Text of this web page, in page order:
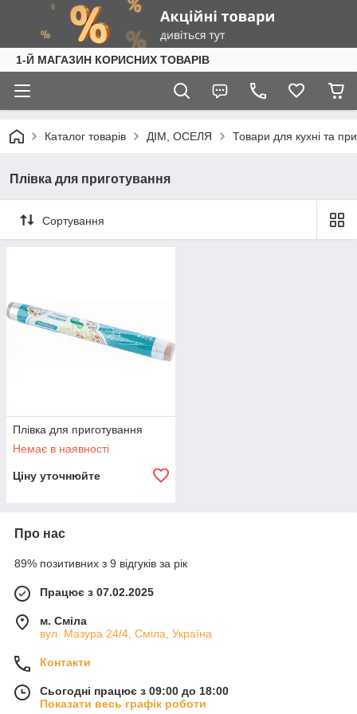
1-Й МАГАЗИН КОРИСНИХ ТОВАРІВ
Каталог товарів ДІМ, ОСЕЛЯ Товари для кухні та
Плівка для приготування
Сортування
Плівка для приготування
Немає в наявності
Ціну уточнюйте
Про нас
89% позитивних з 9 відгуків за рік
Працює з 07.02.2025
м. Сміла
вул. Мазура 24/4, Сміла, Україна
Контакти
Сьогодні працює з 09:00 до 18:00
Показати весь графік роботи